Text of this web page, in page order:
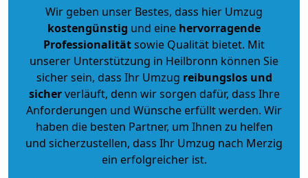
Wir geben unser Bestes, dass hier Umzug
kostengünstig und eine hervorragende
Professionalitätsowie Qualität bietet. Mit
unserer Unterstützung in Heilbronn können Sie
sicher sein, dass Ihr Umzug reibungslos und
sicherverläuft, denn wir sorgen dafür, dass Ihre
Anforderungen und Wünsche erfüllt werden. Wir
haben die besten Partner, um Ihnen zu helfen
und sicherzustellen, dass Ihr Umzug nach Merzig
ein erfolgreicher ist.